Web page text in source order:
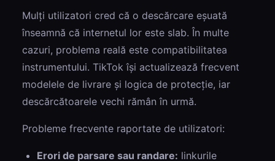
Mulți utilizatori cred că o descărcare eșuată
înseamnă că internetul lor este slab. În multe
cazuri, problema reală este compatibilitatea
instrumentului. TikTok își actualizează frecvent
modelele de livrare și logica de protecție, iar
descărcătoarele vechi rămân în urmă.
Probleme frecvente raportate de utilizatori:
Erori de parsare sau randare: linkurile